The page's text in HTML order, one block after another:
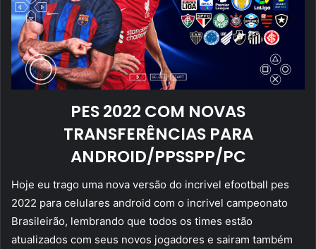
PES 2022 COM NOVAS
TRANSFERÊNCIAS PARA
ANDROID/PPSSPP/PC
Hoje eu trago uma nova versão do incrivel efootball pes
2022 para celulares android com o incrivel campeonato
Brasileirão, lembrando que todos os times estão
atualizados com seus novos jogadores e sairam também